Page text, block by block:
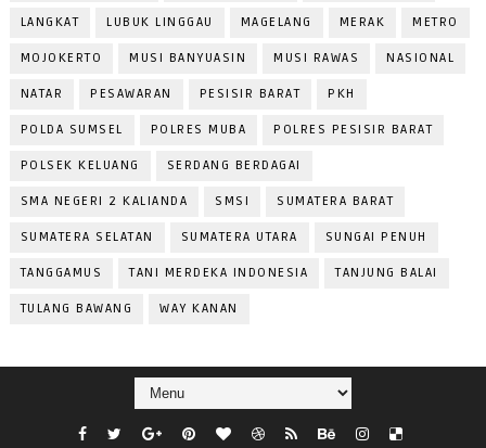
LANGKAT LUBUK LINGGAU MAGELANG MERAK METRO
MOJOKERTO MUSI BANYUASIN MUSI RAWAS NASIONAL
NATAR PESAWARAN PESISIR BARAT PKH
POLDA SUMSEL POLRES MUBA POLRES PESISIR BARAT
POLSEK KELUANG SERDANG BERDAGAI
SMA NEGERI 2 KALIANDA SMSI SUMATERA BARAT
SUMATERA SELATAN SUMATERA UTARA SUNGAI PENUH
TANGGAMUS TANI MERDEKA INDONESIA TANJUNG BALAI
TULANG BAWANG WAY KANAN